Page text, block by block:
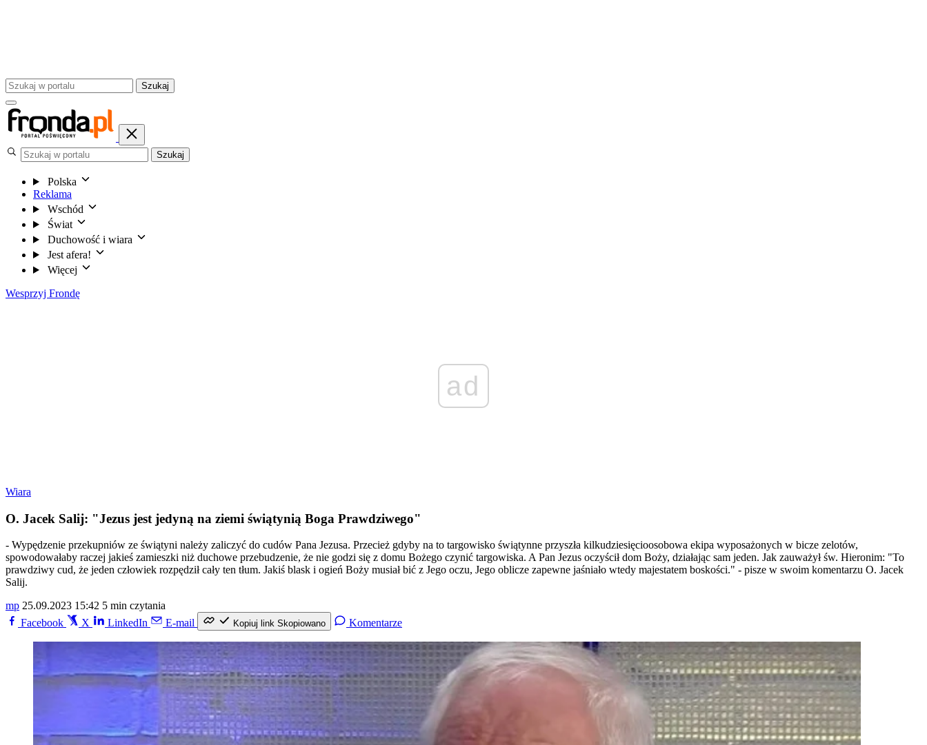
Szukaj
Szukaj
Polska
Reklama
Wschód
Świat
Duchowość i wiara
Jest afera!
Więcej
Wesprzyj Frondę
ad
Wiara
O. Jacek Salij: "Jezus jest jedyną na ziemi świątynią Boga Prawdziwego"
- Wypędzenie przekupniów ze świątyni należy zaliczyć do cudów Pana Jezusa. Przecież gdyby na to targowisko świątynne przyszła kilkudziesięcioosobowa ekipa wyposażonych w bicze zelotów,
spowodowałaby raczej jakieś zamieszki niż duchowe przebudzenie, że nie godzi się z domu Bożego czynić targowiska. A Pan Jezus oczyścił dom Boży, działając sam jeden. Jak zauważył św. Hieronim: "To
prawdziwy cud, że jeden człowiek rozpędził cały ten tłum. Jakiś blask i ogień Boży musiał bić z Jego oczu, Jego oblicze zapewne jaśniało wtedy majestatem boskości." - pisze w swoim komentarzu O. Jacek
Salij.
mp 25.09.2023 15:42 5 min czytania
Facebook
X LinkedIn E-mail Kopiuj link Skopiowano Komentarze